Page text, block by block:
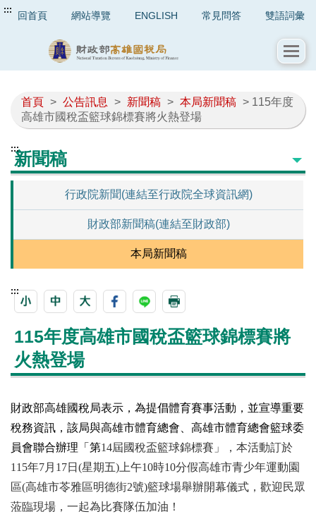
::: 回首頁 網站導覽 ENGLISH 常見問答 雙語詞彙
首頁 > 公告訊息 > 新聞稿 > 本局新聞稿 > 115年度
高雄市國稅盃籃球錦標賽將火熱登場
:::新聞稿
行政院新聞(連結至行政院全球資訊網)
財政部新聞稿(連結至財政部)
本局新聞稿
:::
115年度高雄市國稅盃籃球錦標賽將
火熱登場
財政部高雄國稅局表示，為提倡體育賽事活動，並宣導重要
稅務資訊，該局與高雄市體育總會、高雄市體育總會籃球委
員會聯合辦理「第14屆國稅盃籃球錦標賽」，本活動訂於
115年7月17日(星期五)上午10時10分假高雄市青少年運動園
區(高雄市苓雅區明德街2號)籃球場舉辦開幕儀式，歡迎民眾
蒞臨現場，一起為比賽隊伍加油！